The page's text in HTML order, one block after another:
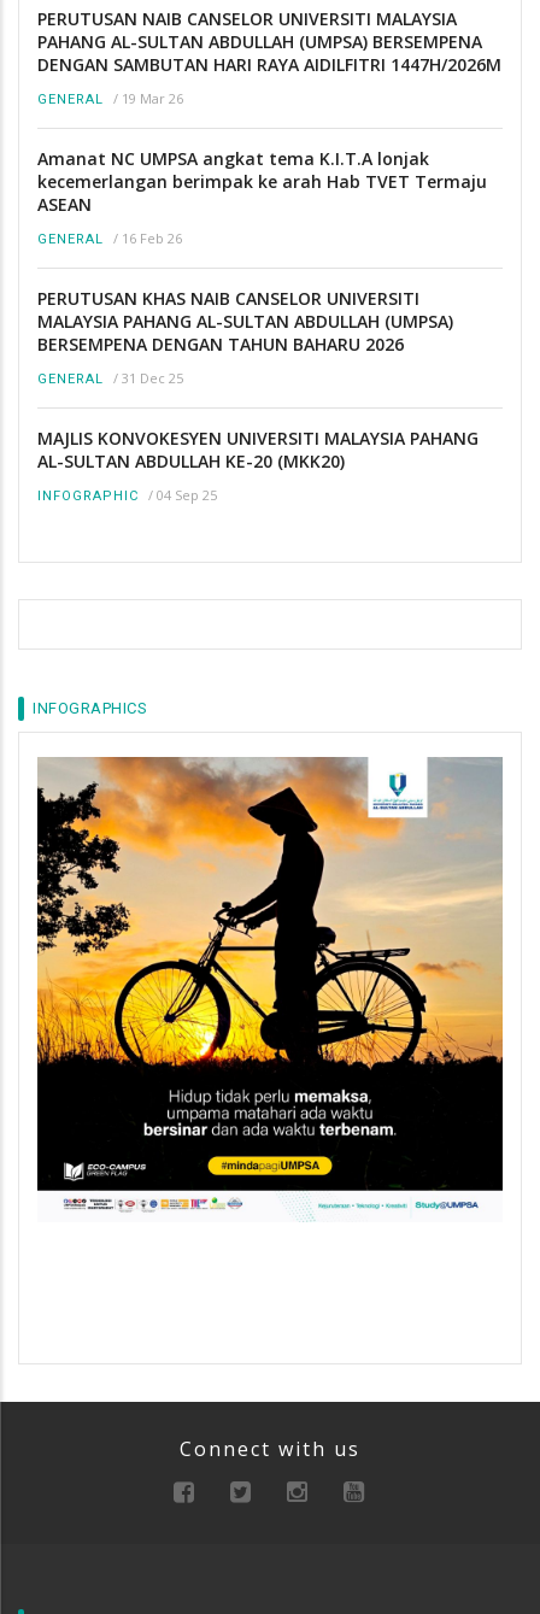
PERUTUSAN NAIB CANSELOR UNIVERSITI MALAYSIA
PAHANG AL-SULTAN ABDULLAH (UMPSA) BERSEMPENA
DENGAN SAMBUTAN HARI RAYA AIDILFITRI 1447H/2026M
GENERAL / 19 Mar 26
Amanat NC UMPSA angkat tema K.I.T.A lonjak
kecemerlangan berimpak ke arah Hab TVET Termaju
ASEAN
GENERAL / 16 Feb 26
PERUTUSAN KHAS NAIB CANSELOR UNIVERSITI
MALAYSIA PAHANG AL-SULTAN ABDULLAH (UMPSA)
BERSEMPENA DENGAN TAHUN BAHARU 2026
GENERAL / 31 Dec 25
MAJLIS KONVOKESYEN UNIVERSITI MALAYSIA PAHANG
AL-SULTAN ABDULLAH KE-20 (MKK20)
INFOGRAPHIC / 04 Sep 25
INFOGRAPHICS
Connect with us